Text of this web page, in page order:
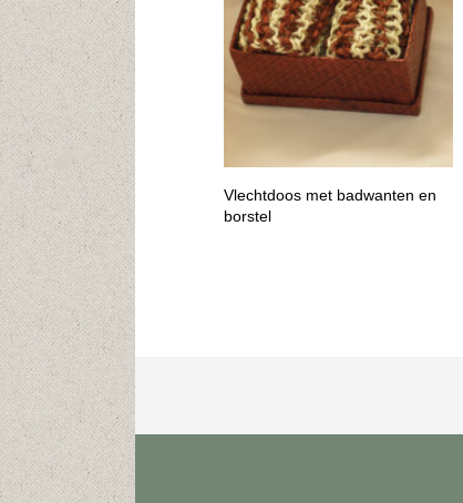
Vlechtdoos met badwanten en
borstel